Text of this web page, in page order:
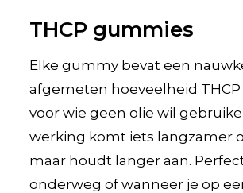
THCP gummies
Elke gummy bevat een
afgemeten hoeveelheid THCP
voor wie geen olie wil
werking komt iets langzamer
maar houdt langer aan.
onderweg of wanneer je op